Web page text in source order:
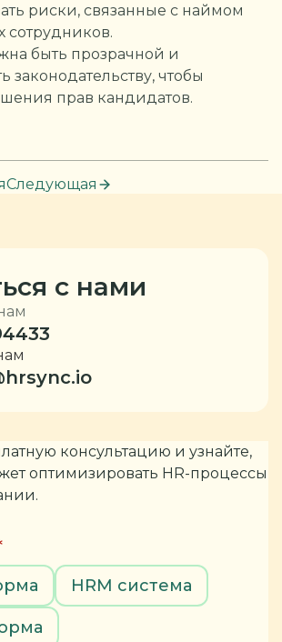
риски, связанные с наймом
быть прозрачной и
законодательству, чтобы
прав кандидатов.
Следующая
с нами
консультацию и узнайте,
оптимизировать HR-процессы
HRM система